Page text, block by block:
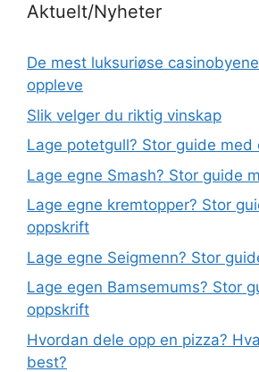
Aktuelt/Nyheter
De mest luksuriøse
oppleve
Slik velger du riktig vinskap
Lage potetgull? Stor guide med
Lage egne Smash? Stor guide
Lage egne kremtopper? Stor
oppskrift
Lage egne Seigmenn? Stor
Lage egen Bamsemums? Stor
oppskrift
Hvordan dele opp en pizza?
best?